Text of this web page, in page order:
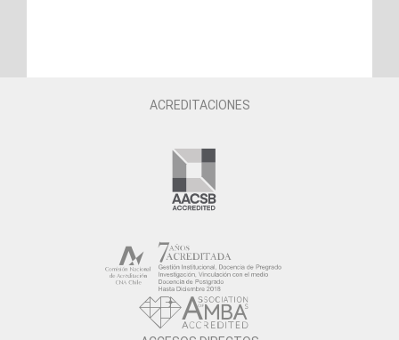
ACREDITACIONES